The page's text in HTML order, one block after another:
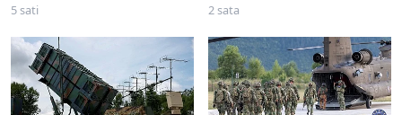
5 sati 2 sata